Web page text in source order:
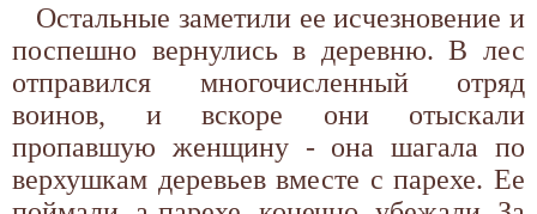
Остальные заметили ее исчезновение и
поспешно вернулись в деревню. В лес
отправился многочисленный отряд
воинов, и вскоре они отыскали
пропавшую женщину - она шагала по
верхушкам деревьев вместе с парехе. Ее